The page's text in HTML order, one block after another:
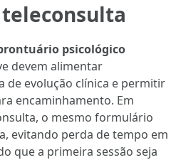
psicológico
devem alimentar
de evolução clínica e permitir
encaminhamento. Em
o mesmo formulário
evitando perda de tempo em
que a primeira sessão seja